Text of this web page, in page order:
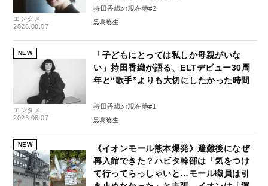
エンタメ
2026.08.07
持田香織の現在地#2
黒島暁生
NEW
エンタメ
2026.08.07
「子どもにとっては私しか母親がいな
い」持田香織が語る、ELTデビュー30周
年と“歌手”よりも大切にしたかった時間
持田香織の現在地#1
黒島暁生
NEW
《イオンモール熊本爆発》避難後になぜ
再入館できた？ハビタ幹部は「気をつけ
て行ってらっしゃいと…モール職員は引